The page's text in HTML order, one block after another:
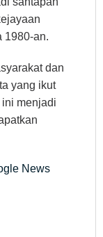
1980-an.
dan
yang ikut
menjadi
News